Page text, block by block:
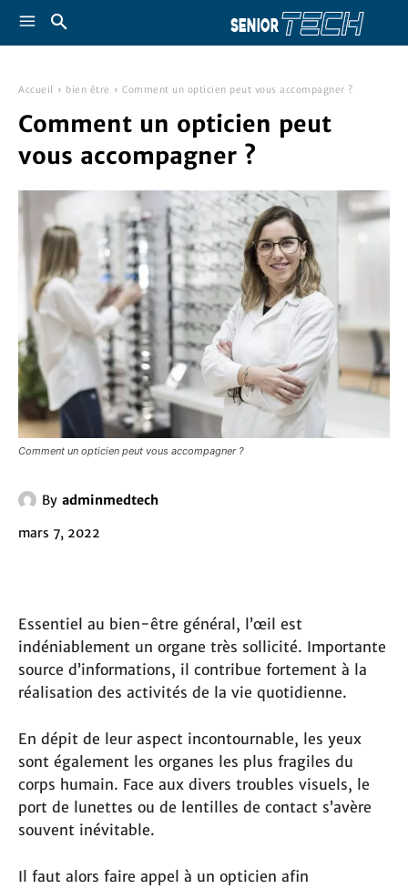
Accueil bien être Comment un opticien peut vous accompagner ?
Comment un opticien peut
vous accompagner ?
Comment un opticien peut vous accompagner ?
By adminmedtech
mars 7, 2022
Essentiel au bien-être général, l’œil est
indéniablement un organe très sollicité. Importante
source d’informations, il contribue fortement à la
réalisation des activités de la vie quotidienne.
En dépit de leur aspect incontournable, les yeux
sont également les organes les plus fragiles du
corps humain. Face aux divers troubles visuels, le
port de lunettes ou de lentilles de contact s’avère
souvent inévitable.
Il faut alors faire appel à un opticien afin